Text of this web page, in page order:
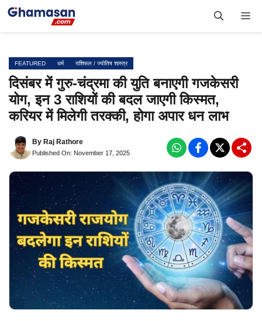
Skip
FEATURED धर्म राशिफल / ज्योतिष शास्त्र
दिसंबर में गुरु-चंद्रमा की युति बनाएगी गजकेसरी
योग, इन 3 राशियों की बदल जाएगी किस्मत,
करियर में मिलेगी तरक्की, होगा अपार धन लाभ
By Raj Rathore
Published On: November 17, 2025